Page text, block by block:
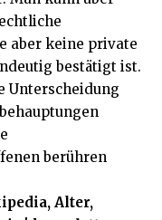
aber keine private
bestätigt ist.
Unterscheidung
berühren
Alter,